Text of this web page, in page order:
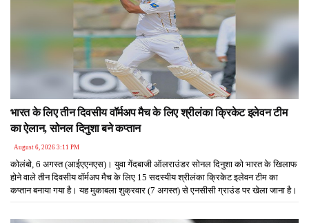
भारत के लिए तीन दिवसीय वॉर्मअप मैच के लिए श्रीलंका क्रिकेट इलेवन टीम
का ऐलान, सोनल दिनुशा बने कप्तान
August 6, 2026 3:11 PM
कोलंबो, 6 अगस्त (आईएएनएस)। युवा गेंदबाजी ऑलराउंडर सोनल दिनुशा को भारत के खिलाफ
होने वाले तीन दिवसीय वॉर्मअप मैच के लिए 15 सदस्यीय श्रीलंका क्रिकेट इलेवन टीम का
कप्तान बनाया गया है। यह मुकाबला शुक्रवार (7 अगस्त) से एनसीसी ग्राउंड पर खेला जाना है।